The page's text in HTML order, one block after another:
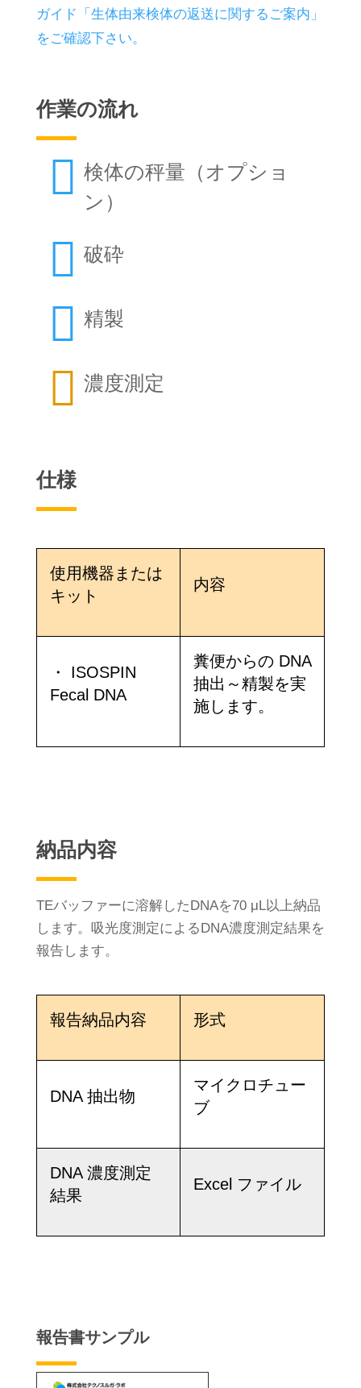
ガイド「生体由来検体の返送に関するご案内」
をご確認下さい。
作業の流れ
 検体の秤量（オプショ
ン）
 破砕
 精製
 濃度測定
仕様
使用機器または
キット
内容
・ ISOSPIN
Fecal DNA
糞便からの DNA
抽出～精製を実
施します。
納品内容
TEバッファーに溶解したDNAを70 μL以上納品
します。吸光度測定によるDNA濃度測定結果を
報告します。
報告納品内容 形式
DNA 抽出物
マイクロチュー
ブ
DNA 濃度測定
結果
Excel ファイル
報告書サンプル